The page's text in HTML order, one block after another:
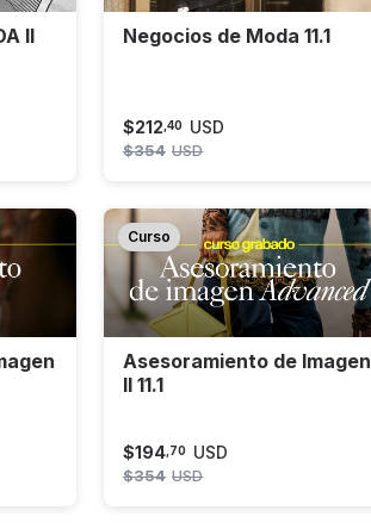
II
Negocios de Moda 11.1
$212 ,40 USD
$354 USD
Curso
Asesoramiento de Imagen
II 11.1
$194 70 USD
$354 USD